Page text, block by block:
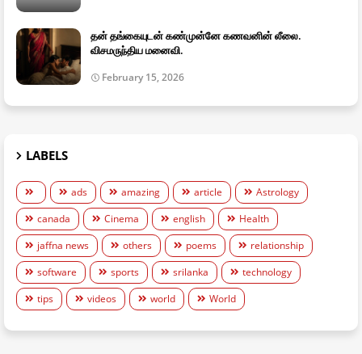
தன் தங்கையுடன் கண்முன்னே கணவனின் லீலை.
விசமருந்திய மனைவி.
February 15, 2026
LABELS
ads amazing article
Astrology
canada
Cinema english
Health
jaffna news
others poems
relationship
software
sports srilanka
technology
tips
videos world World